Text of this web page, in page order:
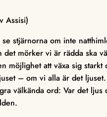
Assisi)
stjärnorna om inte
det mörker vi är rädda ska
möjlighet att växa sig starkt
– om vi alla är det
välkända ord: Var det ljus